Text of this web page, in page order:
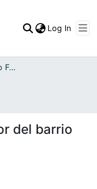
Log In
Archivo del Patrimonio Fotográfico y Fílmico del Valle del Cauca
del barrio